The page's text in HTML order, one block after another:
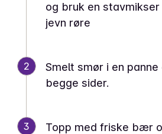
og bruk en
jevn røre
2
Smelt smør i en
begge sider.
3
Topp med friske bær